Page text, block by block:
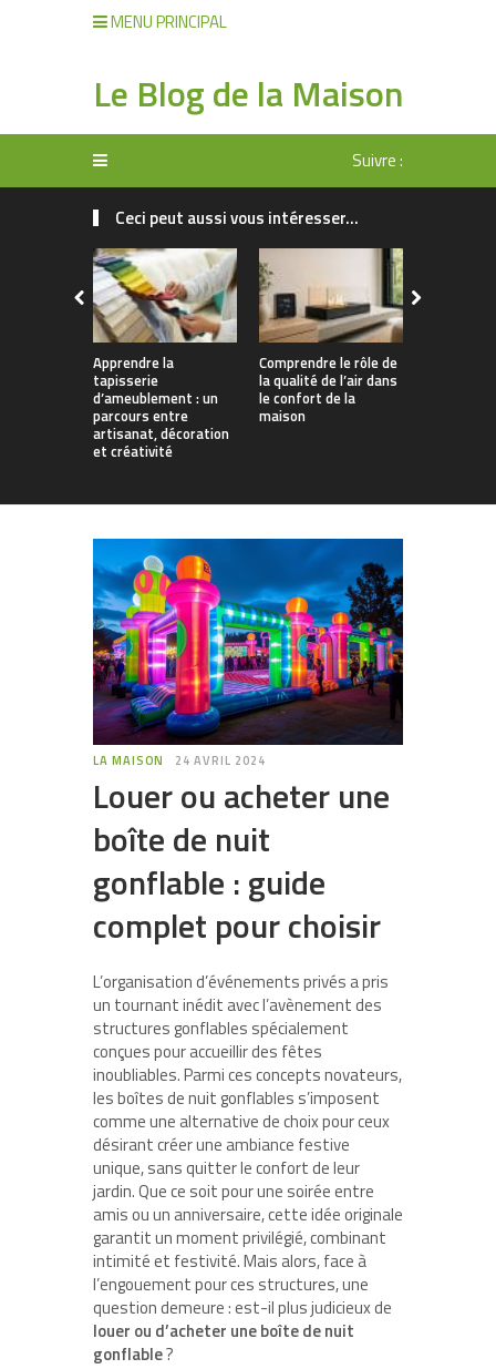
MENU PRINCIPAL
Le Blog de la Maison
Suivre :
Ceci peut aussi vous intéresser...
Apprendre la
tapisserie
d’ameublement : un
parcours entre
artisanat, décoration
et créativité
Comprendre le rôle de
la qualité de l’air dans
le confort de la
maison
LA MAISON 24 AVRIL 2024
Louer ou acheter une
boîte de nuit
gonflable : guide
complet pour choisir
L’organisation d’événements privés a pris
un tournant inédit avec l’avènement des
structures gonflables spécialement
conçues pour accueillir des fêtes
inoubliables. Parmi ces concepts novateurs,
les boîtes de nuit gonflables s’imposent
comme une alternative de choix pour ceux
désirant créer une ambiance festive
unique, sans quitter le confort de leur
jardin. Que ce soit pour une soirée entre
amis ou un anniversaire, cette idée originale
garantit un moment privilégié, combinant
intimité et festivité. Mais alors, face à
l’engouement pour ces structures, une
question demeure : est-il plus judicieux de
louer ou d’acheter une boîte de nuit
gonflable?